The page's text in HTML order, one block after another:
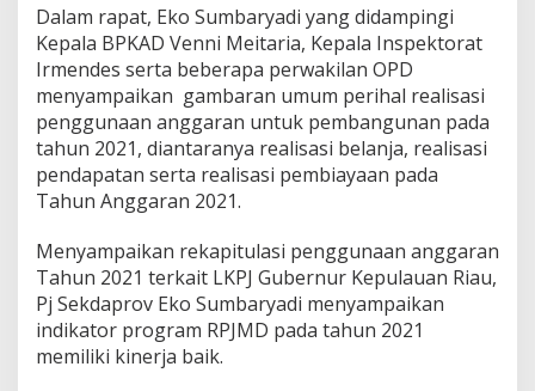
i
Dalam rapat, Eko Sumbaryadi yang didampingi
Kepala BPKAD Venni Meitaria, Kepala Inspektorat
Irmendes serta beberapa perwakilan OPD
menyampaikan gambaran umum perihal realisasi
penggunaan anggaran untuk pembangunan pada
tahun 2021, diantaranya realisasi belanja, realisasi
pendapatan serta realisasi pembiayaan pada
Tahun Anggaran 2021.
Menyampaikan rekapitulasi penggunaan anggaran
Tahun 2021 terkait LKPJ Gubernur Kepulauan Riau,
Pj Sekdaprov Eko Sumbaryadi menyampaikan
indikator program RPJMD pada tahun 2021
memiliki kinerja baik.